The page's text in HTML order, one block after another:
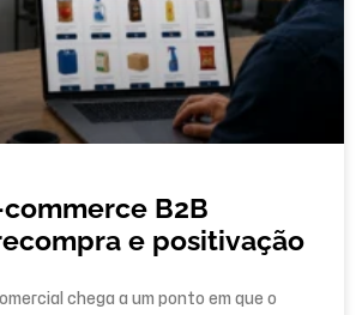
B2B
e positivação
chega a um ponto em que o